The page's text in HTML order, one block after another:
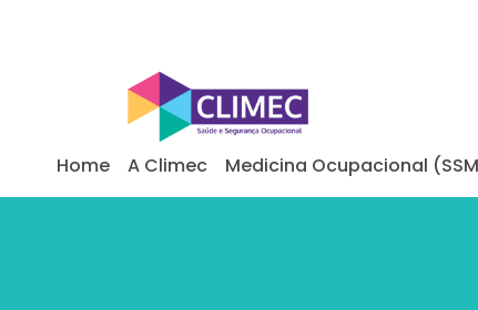
Home A Climec Medicina Ocupacional